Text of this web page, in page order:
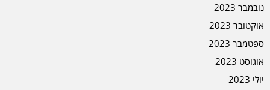
נובמבר 2023
אוקטובר 2023
ספטמבר 2023
אוגוסט 2023
יולי 2023